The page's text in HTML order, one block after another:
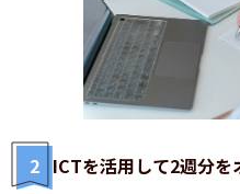
2 ICTを活用して2週分を